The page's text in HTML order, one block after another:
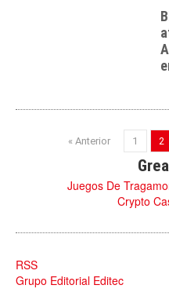
« Anterior 1 2
Juegos De
Crypto
RSS
Grupo Editorial Editec